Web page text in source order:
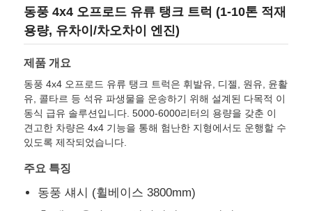
연락처
뉴스
모든 케이스
견적 요청
동풍 4x4 오프로드 유류 탱크 트럭 (1-10톤 적재
용량, 유차이/차오차이 엔진)
제품 개요
동풍 4x4 오프로드 유류 탱크 트럭은 휘발유, 디젤, 원유, 윤활
유, 콜타르 등 석유 파생물을 운송하기 위해 설계된 다목적 이
동식 급유 솔루션입니다. 5000-6000리터의 용량을 갖춘 이
견고한 차량은 4x4 기능을 통해 험난한 지형에서도 운행할 수
있도록 제작되었습니다.
주요 특징
동풍 섀시 (휠베이스 3800mm)